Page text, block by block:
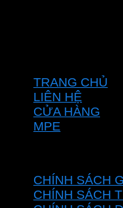
TRANG CHỦ
LIÊN HỆ
CỬA HÀNG
MPE
CHÍNH SÁCH
CHÍNH SÁCH